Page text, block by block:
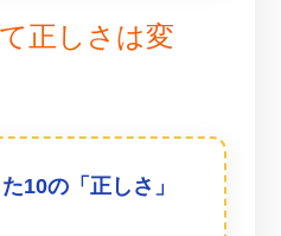
正しさは変
10の「正しさ」